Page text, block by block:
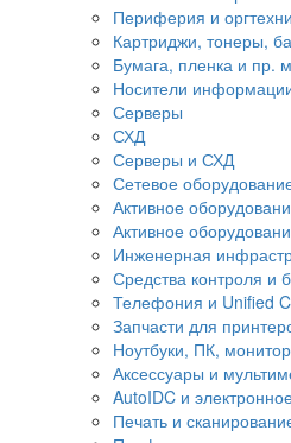
Периферия и
Картриджи, тонеры,
Бумага, пленка и пр.
Носители
Серверы
СХД
Серверы и СХД
Сетевое
Активное
Активное
Инженерная
Средства контроля и
Телефония и Unified
Запчасти для
Ноутбуки, ПК,
Аксессуары и
AutoIDC и
Печать и